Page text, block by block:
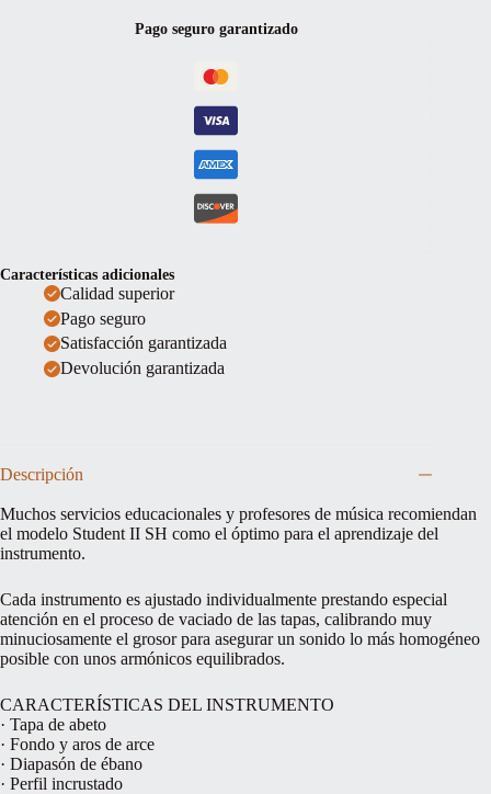
Pago seguro garantizado
Características adicionales
Calidad superior
Pago seguro
Satisfacción garantizada
Devolución garantizada
Descripción
Muchos servicios educacionales y profesores de música recomiendan
el modelo Student II SH como el óptimo para el aprendizaje del
instrumento.
Cada instrumento es ajustado individualmente prestando especial
atención en el proceso de vaciado de las tapas, calibrando muy
minuciosamente el grosor para asegurar un sonido lo más homogéneo
posible con unos armónicos equilibrados.
CARACTERÍSTICAS DEL INSTRUMENTO
· Tapa de abeto
· Fondo y aros de arce
· Diapasón de ébano
· Perfil incrustado